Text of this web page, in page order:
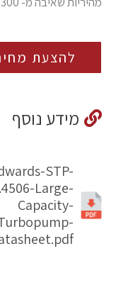
להצעת
מידע נוסף
STP-
Large-
Capacity-